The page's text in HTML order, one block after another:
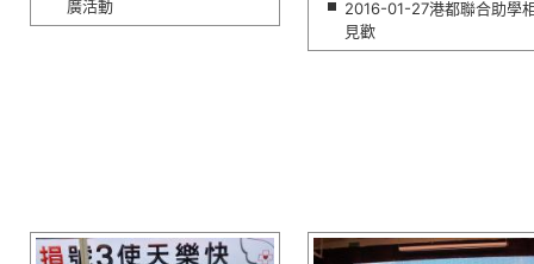
廣活動
2016-01-27港都聯合助學
見歡